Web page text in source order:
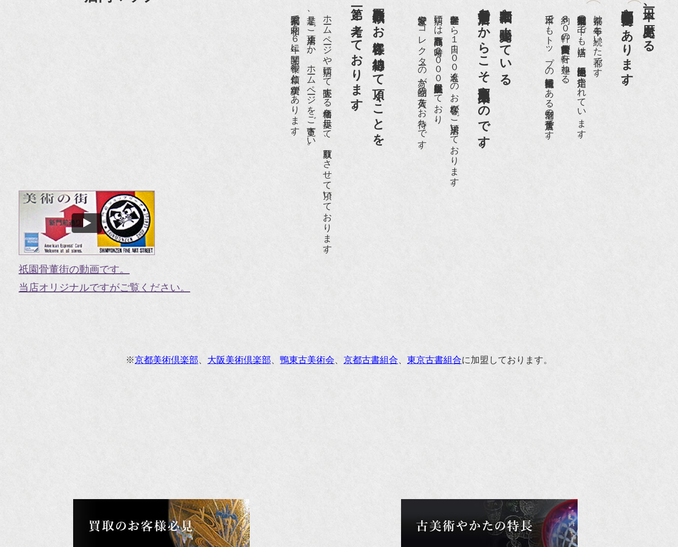
『FIGARO japon』12月号
『mr partner』2011年2月号
2009年11月 『週刊現代』2009年11月28日号
『Hanako WEST』4月号
『骨董古美術の愉しみ方』（4月16日発行）
『ORANGE travel』2006年 SUMMER
国際交流サービス協会に2017年6月７日紹介頂きました。
『花時間』7月号
祇園骨董街の動画です。
当店オリジナルですがご覧ください。
日本一、歴史ある
京都祇園骨董街にあります。
京都は千年も続いた都です。
京都祇園骨董街の中でも当店は、歴史的保全地区に指定されています。
約８０軒の古美術骨董商が軒を連ねる、
日本でもトップの祇園骨董街にある老舗の骨董店です。
京都祇園で小売販売している
老舗骨董店だからこそ高価買取出来るのです。
世界各国から１日１００名近くのお客様がご来店頂いております。
店頭には買取商品を常時２０００点以上展示販売しており、
愛好家やコレクターの方が品物の入荷をお待ちです。
買取依頼のお客様に納得して頂くことを
第一と考えております。
ホームページや店頭にて販売する価格を提示して、買取りさせて頂いております。
是非、ご来店頂くか、ホームページをご覧下さい。
京都祇園で昭和５６年に開業、長年の信頼と実績があります。
※京都美術倶楽部、 大阪美術倶楽部、 鴨東古美術会、 京都古書組合、 東京古書組合に加盟しております。